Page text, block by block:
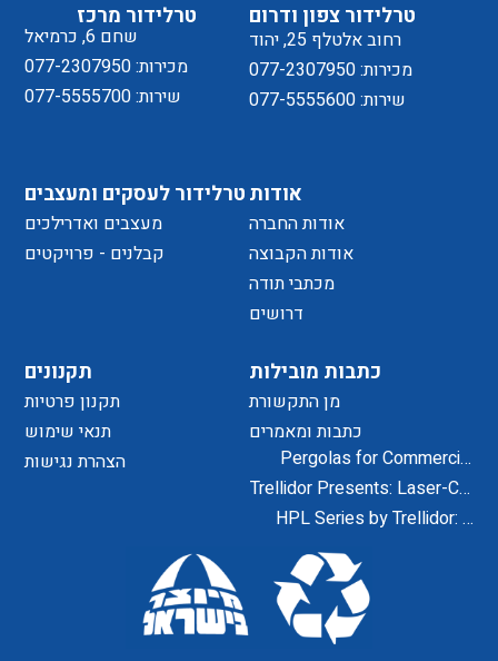
טרלידור מרכז
שחם 6, כרמיאל
מכירות: 077-2307950
שירות: 077-5555700
תקנונים
תקנון פרטיות
תנאי שימוש
הצהרת נגישות
כתבות מובילות
מן התקשורת
כתבות ומאמרים
Pergolas for Commercial
Centers and Residential
Projects
Trellidor Presents: Laser-Cut
Designs for Home Exteriors
and Interiors
HPL Series by Trellidor: A
טרלידור צפון ודרום
רחוב אלטלף 25, יהוד
מכירות: 077-2307950
שירות: 077-5555600
אודות
אודות החברה
אודות הקבוצה
מכתבי תודה
דרושים
טרלידור לעסקים ומעצבים
מעצבים ואדרילכים
קבלנים - פרויקטים